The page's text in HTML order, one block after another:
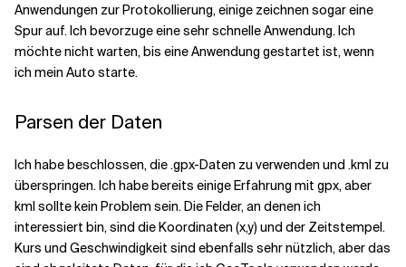
Anwendungen zur Protokollierung, einige zeichnen sogar eine
Spur auf. Ich bevorzuge eine sehr schnelle Anwendung. Ich
möchte nicht warten, bis eine Anwendung gestartet ist, wenn
ich mein Auto starte.
Parsen der Daten
Ich habe beschlossen, die .gpx-Daten zu verwenden und .kml zu
überspringen. Ich habe bereits einige Erfahrung mit gpx, aber
kml sollte kein Problem sein. Die Felder, an denen ich
interessiert bin, sind die Koordinaten (x,y) und der Zeitstempel.
Kurs und Geschwindigkeit sind ebenfalls sehr nützlich, aber das